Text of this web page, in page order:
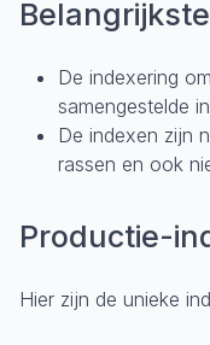
De indexering
samengestelde
De indexen zijn
rassen en ook
Productie-
Hier zijn de unieke